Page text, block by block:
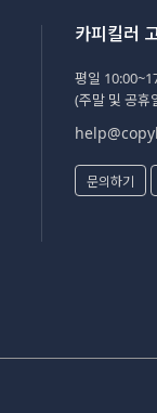
카피킬러
평일
(주말 및 공휴
문의하기